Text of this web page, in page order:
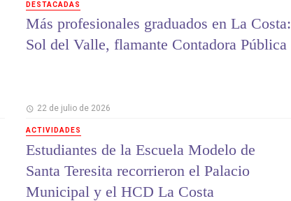
DESTACADAS
Más profesionales graduados en La Costa:
Sol del Valle, flamante Contadora Pública
22 de julio de 2026
ACTIVIDADES
Estudiantes de la Escuela Modelo de
Santa Teresita recorrieron el Palacio
Municipal y el HCD La Costa